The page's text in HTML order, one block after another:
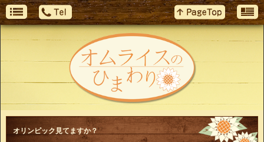
オリンピック見てますか？